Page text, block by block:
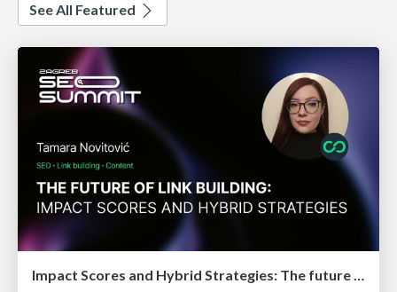
See All Featured